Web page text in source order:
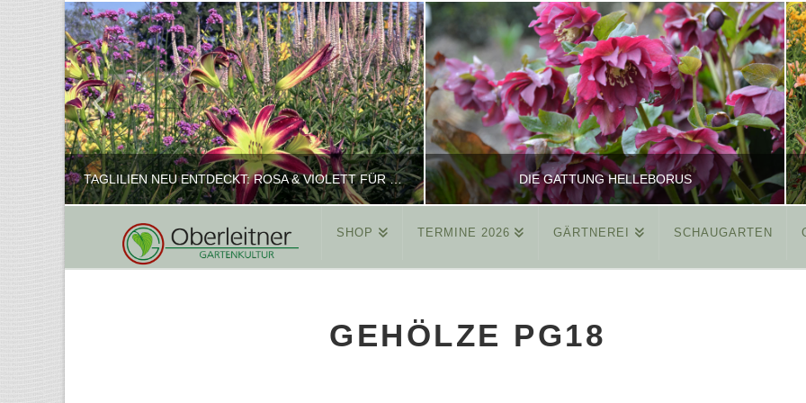
TAGLILIEN NEU ENTDECKT: ROSA & VIOLETT FÜR ROMANTISCHE PFLANZKOMBINATIONEN
REINHARD
DIE GATTUNG HELLEBORUS
REINHARD
MÄRZ 26, 2015
SHOP TERMINE 2026 GÄRTNEREI SCHAUGARTEN
GEHÖLZE PG18